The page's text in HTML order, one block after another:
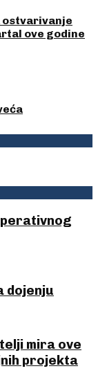
ostvarivanje
ove godine
dojenju
mira ove
projekta